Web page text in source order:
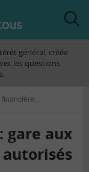
général, créée
les questions
Arnaques financières : gare aux usurpations d’acteurs autorisés
gare aux